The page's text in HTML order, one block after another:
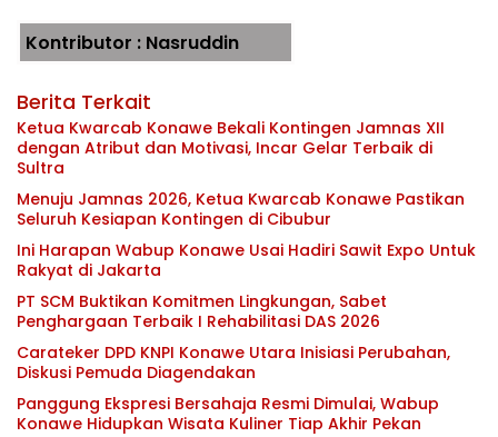
Kontributor : Nasruddin
Berita Terkait
Ketua Kwarcab Konawe Bekali Kontingen Jamnas XII
dengan Atribut dan Motivasi, Incar Gelar Terbaik di
Sultra
Menuju Jamnas 2026, Ketua Kwarcab Konawe Pastikan
Seluruh Kesiapan Kontingen di Cibubur
Ini Harapan Wabup Konawe Usai Hadiri Sawit Expo Untuk
Rakyat di Jakarta
PT SCM Buktikan Komitmen Lingkungan, Sabet
Penghargaan Terbaik I Rehabilitasi DAS 2026
Carateker DPD KNPI Konawe Utara Inisiasi Perubahan,
Diskusi Pemuda Diagendakan
Panggung Ekspresi Bersahaja Resmi Dimulai, Wabup
Konawe Hidupkan Wisata Kuliner Tiap Akhir Pekan